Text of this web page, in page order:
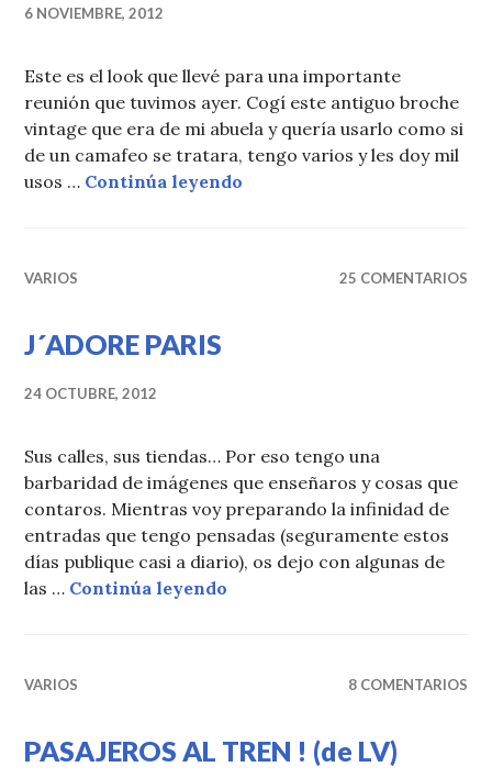
6 NOVIEMBRE, 2012
Este es el look que llevé para una importante
reunión que tuvimos ayer. Cogí este antiguo broche
vintage que era de mi abuela y quería usarlo como si
de un camafeo se tratara, tengo varios y les doy mil
usos … Continúa leyendo
VARIOS 25 COMENTARIOS
J´ADORE PARIS
24 OCTUBRE, 2012
Sus calles, sus tiendas… Por eso tengo una
barbaridad de imágenes que enseñaros y cosas que
contaros. Mientras voy preparando la infinidad de
entradas que tengo pensadas (seguramente estos
días publique casi a diario), os dejo con algunas de
las … Continúa leyendo
VARIOS 8 COMENTARIOS
PASAJEROS AL TREN ! (de LV)